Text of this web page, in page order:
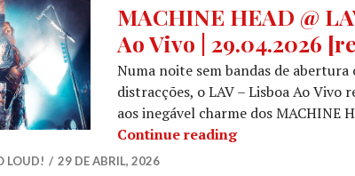
MACHINE HEAD @
Ao Vivo | 29.04.2026
Numa noite sem bandas de abertura
distracções, o LAV – Lisboa Ao Vivo
aos inegável charme dos MACHINE
Continue readingMACHINE HEAD
LOUD! 29 DE ABRIL, 2026